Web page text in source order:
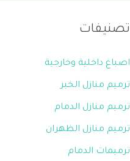
تصنيفات
اصباغ داخلية وخارجية
ترميم منازل الخبر
ترميم منازل الدمام
ترميم منازل الظهران
ترميمات الدمام